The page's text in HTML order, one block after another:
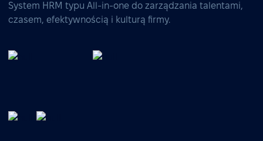
System HRM typu All-in-one do zarządzania talentami,
czasem, efektywnością i kulturą firmy.